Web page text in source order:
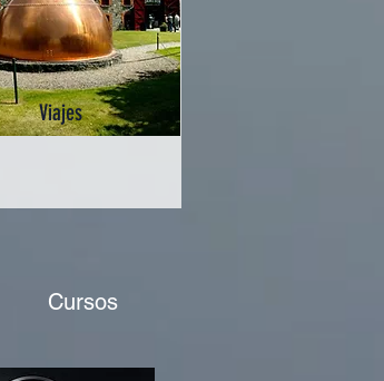
Viajes
Cursos